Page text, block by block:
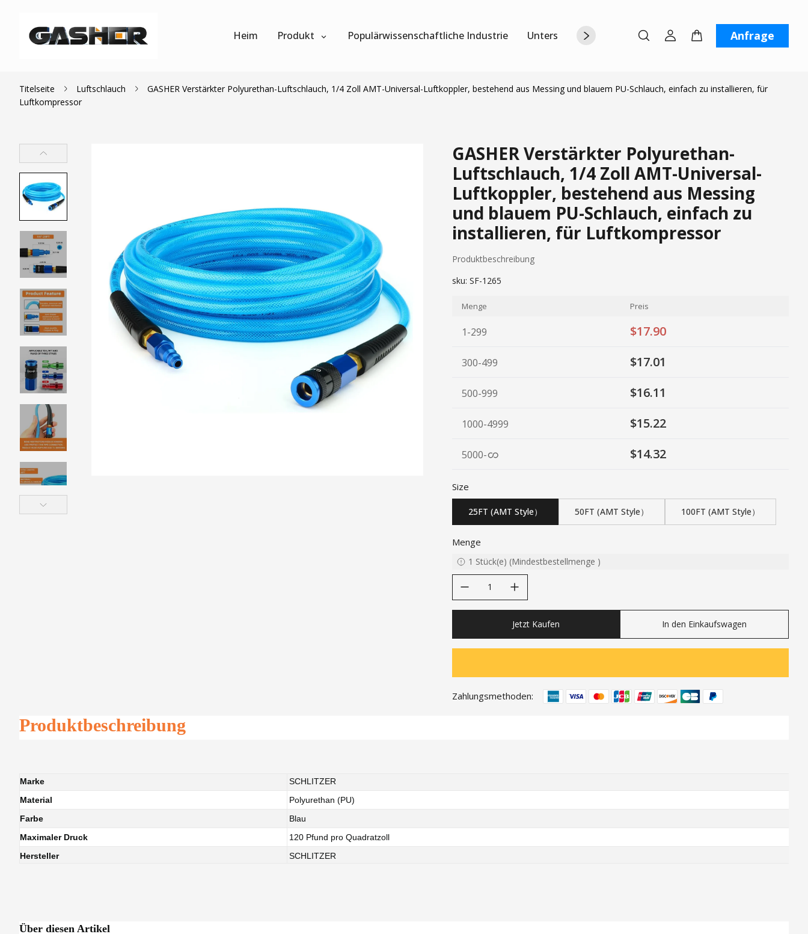
Heim Produkt Populärwissenschaftliche Industrie Unterstützung Über uns Kontaktiere unsAnfrage
Titelseite Luftschlauch
GASHER Verstärkter Polyurethan-Luftschlauch, 1/4 Zoll AMT-Universal-Luftkoppler, bestehend aus Messing und blauem PU-Schlauch, einfach zu installieren, für
Luftkompressor
GASHER Verstärkter Polyurethan-
Luftschlauch, 1/4 Zoll AMT-Universal-
Luftkoppler, bestehend aus Messing
und blauem PU-Schlauch, einfach zu
installieren, für Luftkompressor
Produktbeschreibung
sku: SF-1265
Menge Preis
1-299 $17.90
300-499 $17.01
500-999 $16.11
1000-4999 $15.22
5000- $14.32
Size
25FT (AMT Style） 50FT (AMT Style） 100FT (AMT Style）
Menge
1 Stück(e) (Mindestbestellmenge )
Jetzt Kaufen In den Einkaufswagen
Zahlungsmethoden:
Produktbeschreibung
Marke
SCHLITZER
Material
Polyurethan (PU)
Farbe
Blau
Maximaler Druck
120 Pfund pro Quadratzoll
Hersteller
SCHLITZER
Über diesen Artikel